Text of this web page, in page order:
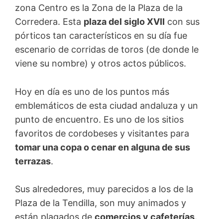
zona Centro es la Zona de la Plaza de la
Corredera. Esta plaza del siglo XVII con sus
pórticos tan característicos en su día fue
escenario de corridas de toros (de donde le
viene su nombre) y otros actos públicos.
Hoy en día es uno de los puntos más
emblemáticos de esta ciudad andaluza y un
punto de encuentro. Es uno de los sitios
favoritos de cordobeses y visitantes para
tomar una copa o cenar en alguna de sus
terrazas.
Sus alrededores, muy parecidos a los de la
Plaza de la Tendilla, son muy animados y